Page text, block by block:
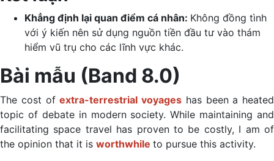
Khẳng định lại quan điểm cá nhân: Không đồng tình
với ý kiến nên sử dụng nguồn tiền đầu tư vào thám
hiểm vũ trụ cho các lĩnh vực khác.
Bài mẫu (Band 8.0)
The cost of extra-terrestrial voyages has been a heated
topic of debate in modern society. While maintaining and
facilitating space travel has proven to be costly, I am of
the opinion that it is worthwhile to pursue this activity.